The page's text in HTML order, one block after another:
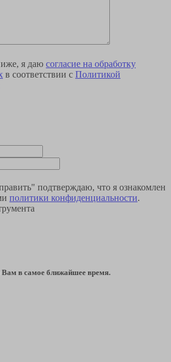
я даю согласие на обработку
в соответствии с Политикой
подтверждаю, что я ознакомлен
политики конфиденциальности.
в самое ближайшее время.